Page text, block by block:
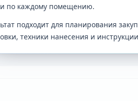
по каждому помещению.
подходит для планирования
техники нанесения и